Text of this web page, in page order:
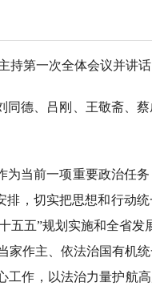
第一次全体会议并讲话
德、吕刚、王敬斋、
当前一项重要政治任
，切实把思想和行动
五五”规划实施和全省
家作主、依法治国有机
作，以法治力量护航